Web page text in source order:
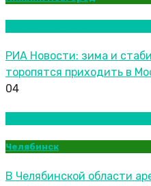
РИА Новости: зима и
торопятся приходить в
04
Челябинск
В Челябинской области